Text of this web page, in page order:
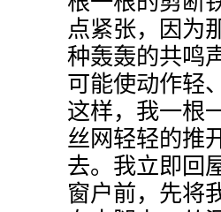
点紧张，因为
种轰轰的共鸣
可能使动作轻
这样，我一根
丝网轻轻的推
去。我立即回
窗户前，先将